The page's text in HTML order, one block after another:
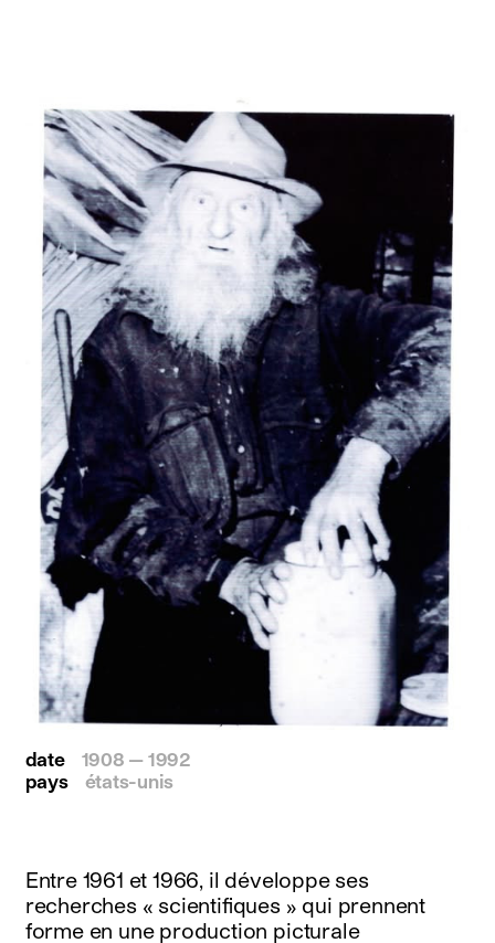
date
1908 — 1992
pays
états-unis
Entre 1961 et 1966, il développe ses
recherches « scientifiques » qui prennent
forme en une production picturale